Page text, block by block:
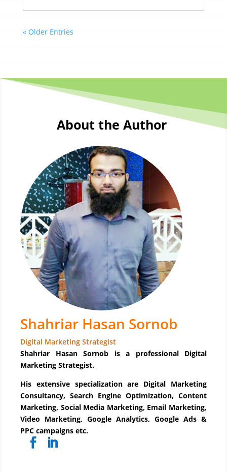
« Older Entries
About the Author
Shahriar Hasan Sornob
Digital Marketing Strategist
Shahriar Hasan Sornob is a professional Digital
Marketing Strategist.
His extensive specialization are Digital Marketing
Consultancy, Search Engine Optimization, Content
Marketing, Social Media Marketing, Email Marketing,
Video Marketing, Google Analytics, Google Ads &
PPC campaigns etc.